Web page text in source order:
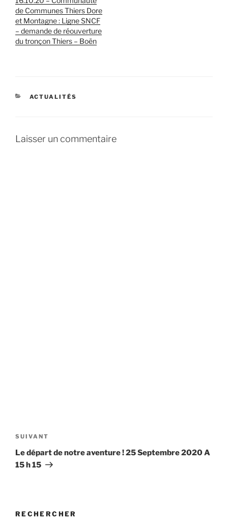
de Communes Thiers Dore
et Montagne : Ligne SNCF
– demande de réouverture
du tronçon Thiers – Boën
CATÉGORIES
ACTUALITÉS
Laisser un commentaire
de
l’article
Article
suivant
SUIVANT
Le départ de notre aventure ! 25 Septembre 2020 A
15 h 15
RECHERCHER